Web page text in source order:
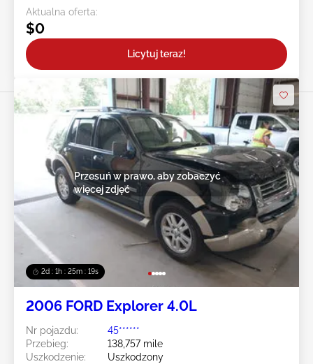
Aktualna oferta:
$0
Licytuj teraz!
2d : 1h : 25m : 16s
Przesuń w prawo, aby zobaczyć
więcej zdjęć
2006 FORD Explorer 4.0L
Nr pojazdu:
45******
Przebieg:
138,757 mile
Uszkodzenie:
Uszkodzony